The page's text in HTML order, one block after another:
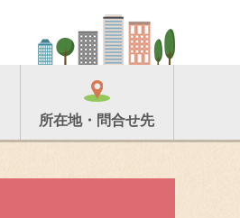
所在地・問合せ先